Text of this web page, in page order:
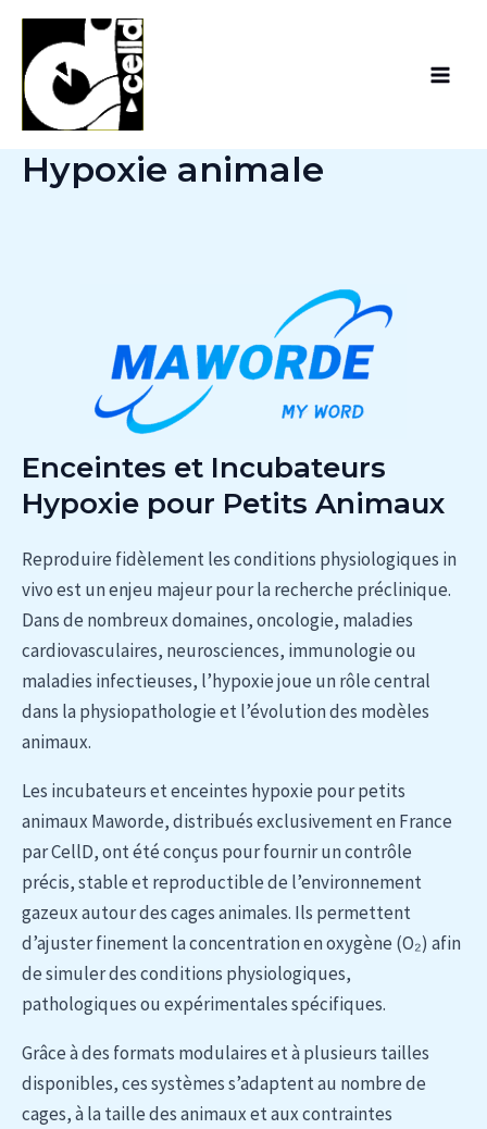
Aller
contenu
Hypoxie animale
Enceintes et Incubateurs
Hypoxie pour Petits Animaux
Reproduire fidèlement les conditions physiologiques in
vivo est un enjeu majeur pour la recherche préclinique.
Dans de nombreux domaines, oncologie, maladies
cardiovasculaires, neurosciences, immunologie ou
maladies infectieuses, l’hypoxie joue un rôle central
dans la physiopathologie et l’évolution des modèles
animaux.
Les incubateurs et enceintes hypoxie pour petits
animaux Maworde, distribués exclusivement en France
par CellD, ont été conçus pour fournir un contrôle
précis, stable et reproductible de l’environnement
gazeux autour des cages animales. Ils permettent
d’ajuster finement la concentration en oxygène (O₂) afin
de simuler des conditions physiologiques,
pathologiques ou expérimentales spécifiques.
Grâce à des formats modulaires et à plusieurs tailles
disponibles, ces systèmes s’adaptent au nombre de
cages, à la taille des animaux et aux contraintes